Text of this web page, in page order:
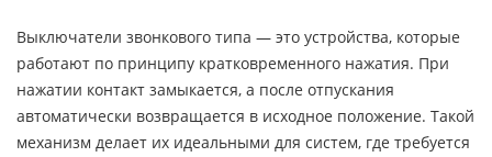
Выключатели звонкового типа — это устройства, которые
работают по принципу кратковременного нажатия. При
нажатии контакт замыкается, а после отпускания
автоматически возвращается в исходное положение. Такой
механизм делает их идеальными для систем, где требуется